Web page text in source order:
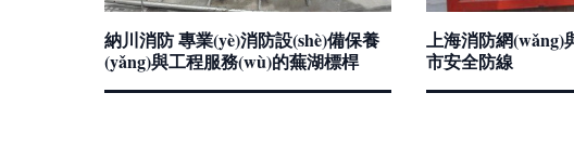
納川消防 專業(yè)消防設(shè)備保養
(yǎng)與工程服務(wù)的蕪湖標桿
上海消防網(wǎng)
市安全防線